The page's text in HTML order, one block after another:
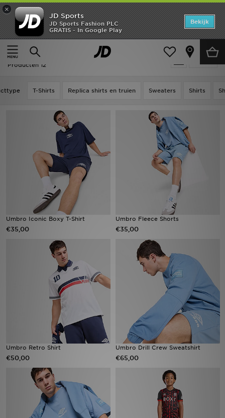
×
JD Sports
JD Sports Fashion PLC
GRATIS - In Google Play
Bekijk
Thuis
Umbro
Umbro
Producten 12
T-Shirts Replica shirts en truien Sweaters Shirts
Umbro Iconic Boxy T-Shirt
€35,00
Umbro Fleece Shorts
€35,00
Umbro Retro Shirt
€50,00
Umbro Drill Crew Sweatshirt
€65,00
Home
Offers
New In
Collecties
Vind een winkel
Bestelling traceren
Klantenservice
Download de app
Wie wij zijn